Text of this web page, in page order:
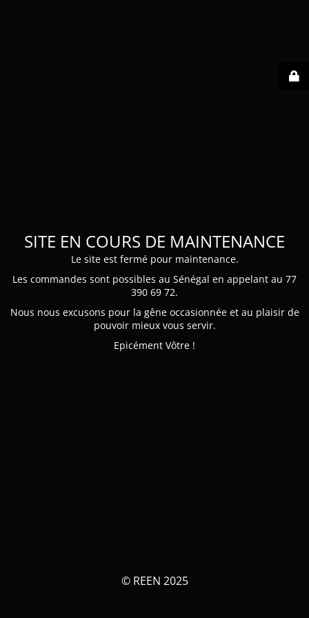
SITE EN COURS DE MAINTENANCE
Le site est fermé pour maintenance.
Les commandes sont possibles au Sénégal en appelant au 77
390 69 72.
Nous nous excusons pour la gêne occasionnée et au plaisir de
pouvoir mieux vous servir.
Epicément Vôtre !
© REEN 2025